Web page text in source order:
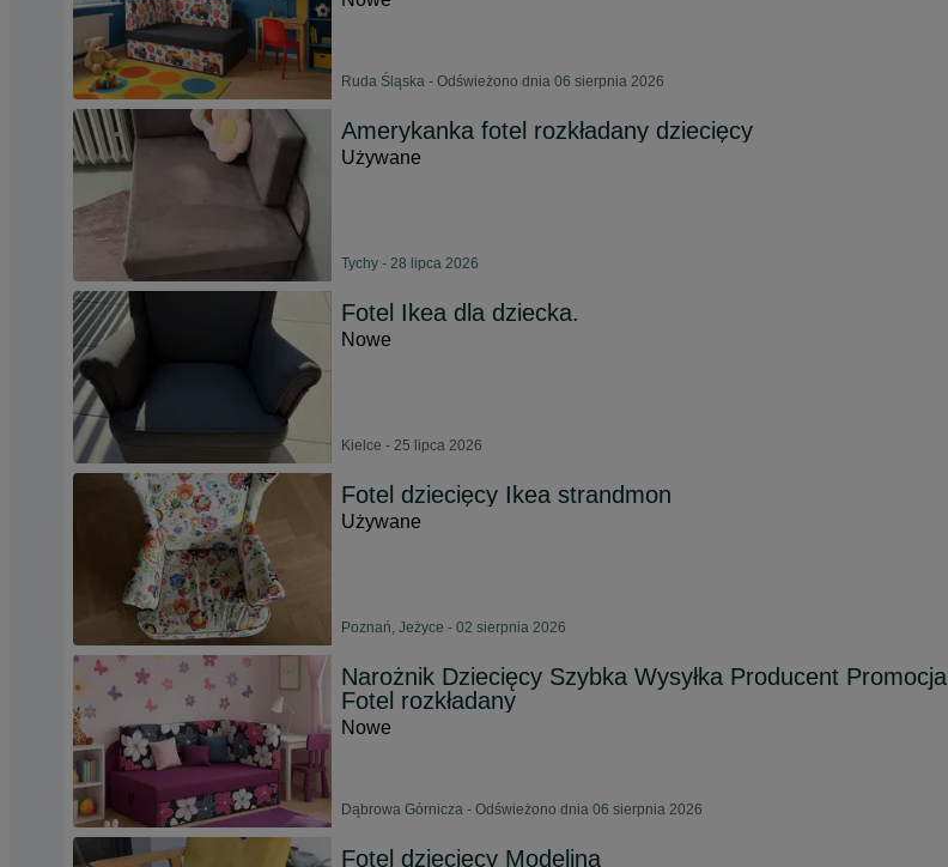
Ruda Śląska - Odświeżono dnia 06 sierpnia 2026
Amerykanka fotel rozkładany dziecięcy
Używane
Tychy - 28 lipca 2026
Fotel Ikea dla dziecka.
Nowe
Kielce - 25 lipca 2026
Fotel dziecięcy Ikea strandmon
Używane
Poznań, Jeżyce - 02 sierpnia 2026
Narożnik Dziecięcy Szybka Wysyłka Producent Promocja
Fotel rozkładany
Nowe
Dąbrowa Górnicza - Odświeżono dnia 06 sierpnia 2026
Fotel dziecięcy Modelina